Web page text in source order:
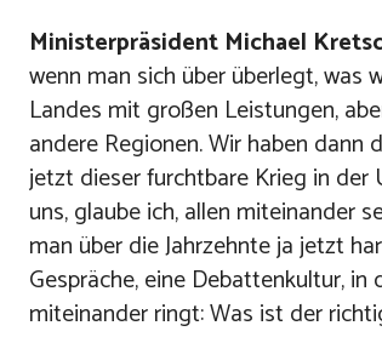
Ministerpräsident Michael
wenn man sich über überlegt, was
Landes mit großen Leistungen,
andere Regionen. Wir haben dann
jetzt dieser furchtbare Krieg in der
uns, glaube ich, allen miteinander
man über die Jahrzehnte ja jetzt
Gespräche, eine Debattenkultur,
miteinander ringt: Was ist der